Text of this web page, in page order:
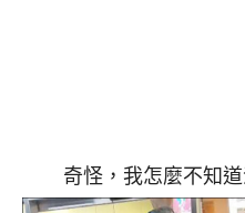
奇怪，我怎麼不知